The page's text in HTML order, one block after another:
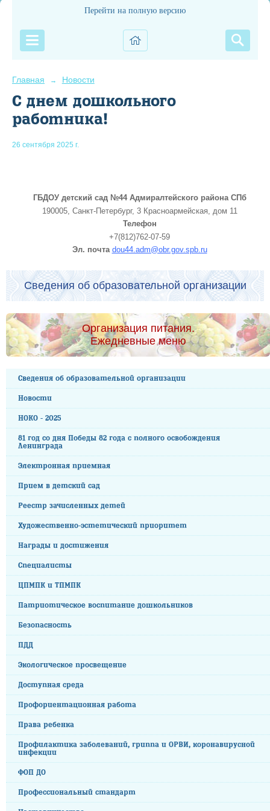
Перейти на полную версию
Главная → Новости
С днем дошкольного
работника!
26 сентября 2025 г.
ГБДОУ детский сад №44 Адмиралтейского района СПб
190005, Санкт-Петербург, 3 Красноармейская, дом 11
Телефон
+7(812)762-07-59
Эл. почта dou44.adm@obr.gov.spb.ru
Сведения об образовательной организации
Организация питания.
Ежедневные меню
Сведения об образовательной организации
Новости
НОКО - 2025
81 год со дня Победы 82 года с полного освобождения
Ленинграда
Электронная приемная
Прием в детский сад
Реестр зачисленных детей
Художественно-эстетический приоритет
Награды и достижения
Специалисты
ЦПМПК и ТПМПК
Патриотическое воспитание дошкольников
Безопасность
ПДД
Экологическое просвещение
Доступная среда
Профориентационная работа
Права ребенка
Профилактика заболеваний, гриппа и ОРВИ, коронавирусной
инфекции
ФОП ДО
Профессиональный стандарт